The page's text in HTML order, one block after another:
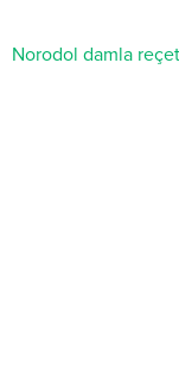
Norodol damla